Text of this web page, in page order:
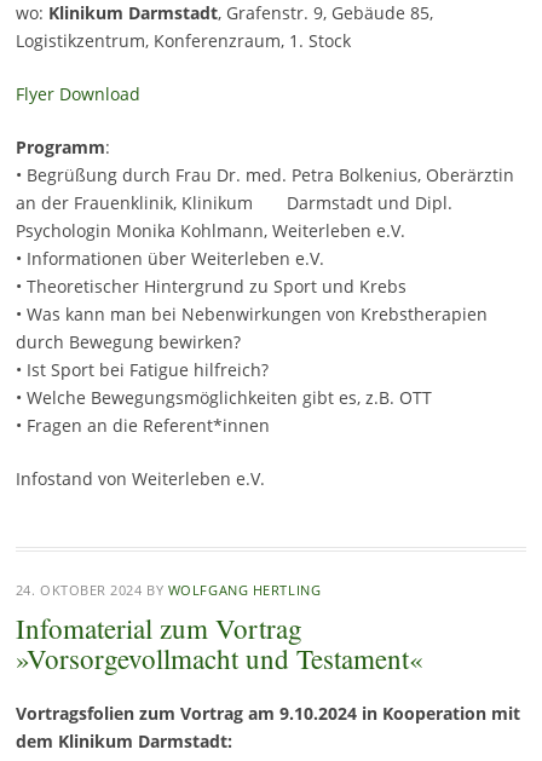
wo: Klinikum Darmstadt, Grafenstr. 9, Gebäude 85,
Logistikzentrum, Konferenzraum, 1. Stock
Flyer Download
Programm:
• Begrüßung durch Frau Dr. med. Petra Bolkenius, Oberärztin
an der Frauenklinik, Klinikum Darmstadt und Dipl.
Psychologin Monika Kohlmann, Weiterleben e.V.
• Informationen über Weiterleben e.V.
• Theoretischer Hintergrund zu Sport und Krebs
• Was kann man bei Nebenwirkungen von Krebstherapien
durch Bewegung bewirken?
• Ist Sport bei Fatigue hilfreich?
• Welche Bewegungsmöglichkeiten gibt es, z.B. OTT
• Fragen an die Referent*innen
Infostand von Weiterleben e.V.
24. OKTOBER 2024 BY WOLFGANG HERTLING
Infomaterial zum Vortrag
»Vorsorgevollmacht und Testament«
Vortragsfolien zum Vortrag am 9.10.2024 in Kooperation mit
dem Klinikum Darmstadt: